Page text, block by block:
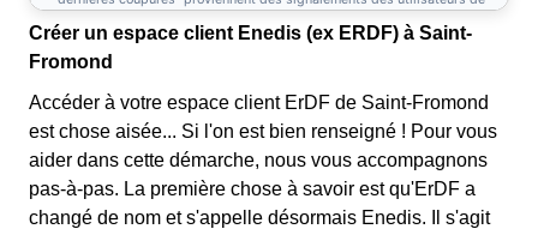
Créer un espace client Enedis (ex ERDF) à Saint-
Fromond
Accéder à votre espace client ErDF de Saint-Fromond
est chose aisée... Si l'on est bien renseigné ! Pour vous
aider dans cette démarche, nous vous accompagnons
pas-à-pas. La première chose à savoir est qu'ErDF a
changé de nom et s'appelle désormais Enedis. Il s'agit